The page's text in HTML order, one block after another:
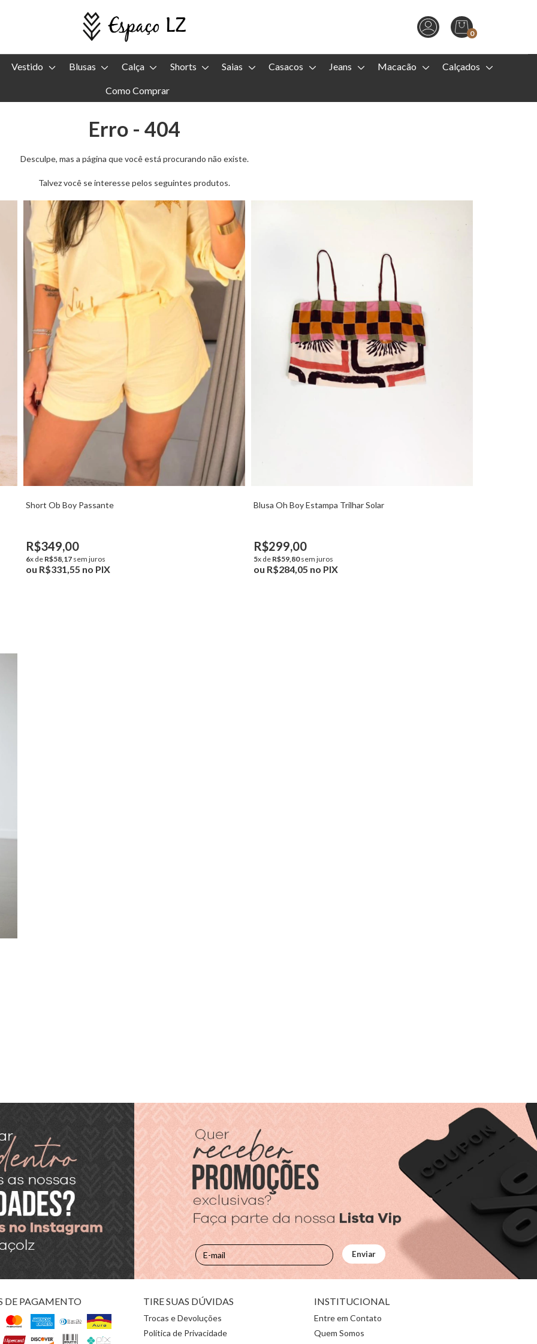
0
Vestido Blusas Calça Shorts Saias Casacos Jeans Macacão Calçados
Como Comprar
Erro - 404
Desculpe, mas a página que você está procurando não existe.
Talvez você se interesse pelos seguintes produtos.
Short Ob Boy Passante
R$349,00
6x de R$58,17 sem juros
ou R$331,55 no PIX
Blusa Oh Boy Estampa Trilhar Solar
R$299,00
5x de R$59,80sem juros
ou R$284,05 no PIX
DE PAGAMENTO TIRE SUAS DÚVIDAS
Trocas e Devoluções
Política de Privacidade
INSTITUCIONAL
Entre em Contato
Quem Somos